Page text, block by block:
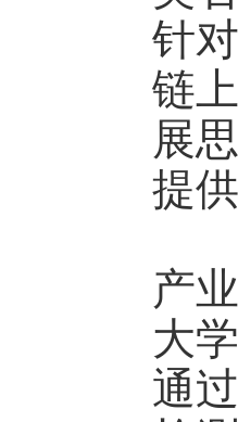
针
链
展
提
近
产
大
通